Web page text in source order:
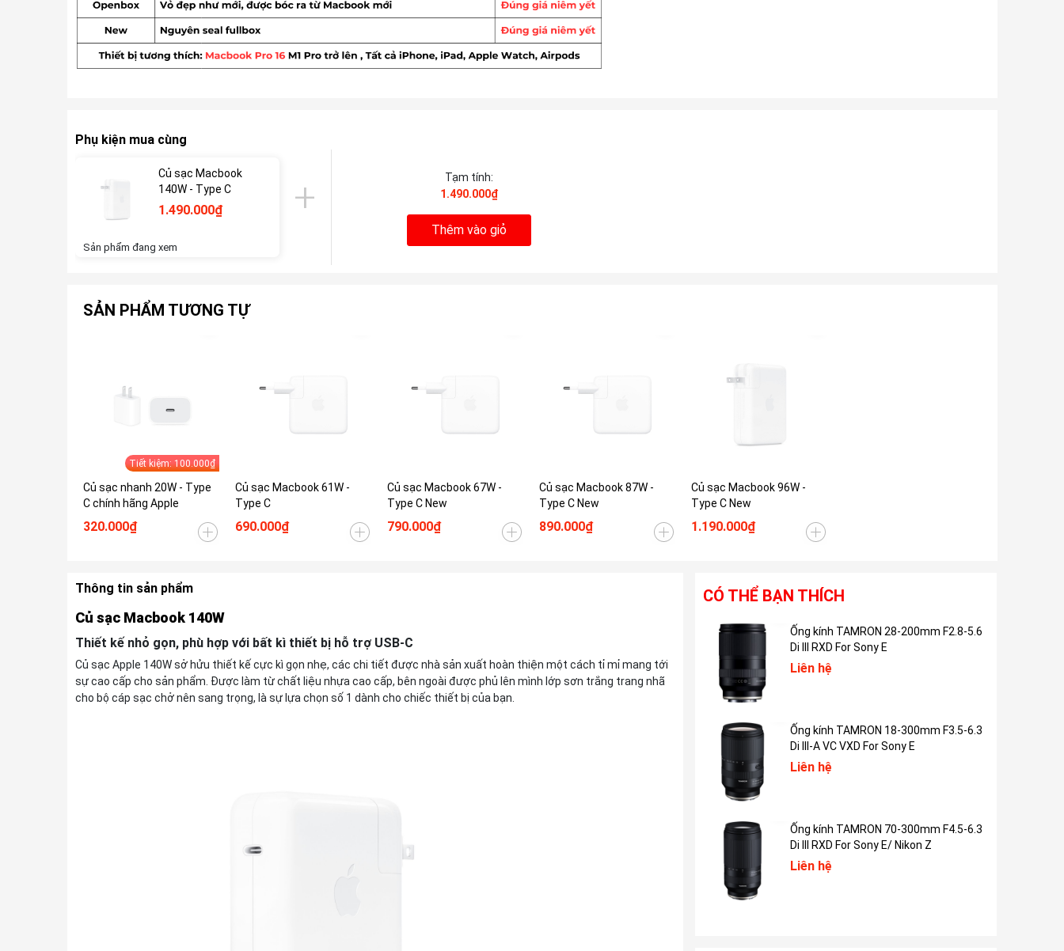
Phụ kiện mua cùng
Củ sạc Macbook
140W - Type C
1.490.000₫
Sản phẩm đang xem
Tạm tính:
1.490.000₫
Thêm vào giỏ
SẢN PHẨM TƯƠNG TỰ
Tiết kiệm: 100.000₫
Củ sạc nhanh 20W - Type
C chính hãng Apple
320.000₫
Củ sạc Macbook 61W -
Type C
690.000₫
Củ sạc Macbook 67W -
Type C New
790.000₫
Củ sạc Macbook 87W -
Type C New
890.000₫
Củ sạc Macbook 96W -
Type C New
1.190.000₫
Thông tin sản phẩm
Củ sạc Macbook 140W
Thiết kế nhỏ gọn, phù hợp với bất kì thiết bị hỗ trợ USB-C
Củ sạc Apple 140W sở hửu thiết kế cực kì gọn nhẹ, các chi tiết được nhà sản xuất hoàn thiện một cách tỉ mỉ mang tới
sự cao cấp cho sản phẩm. Được làm từ chất liệu nhựa cao cấp, bên ngoài được phủ lên mình lớp sơn trắng trang nhã
cho bộ cáp sạc chở nên sang trọng, là sự lựa chọn số 1 dành cho chiếc thiết bị của bạn.
CÓ THỂ BẠN THÍCH
Liên hệ
Ống kính TAMRON 28-200mm F2.8-5.6
Di III RXD For Sony E
Liên hệ
Ống kính TAMRON 18-300mm F3.5-6.3
Di III-A VC VXD For Sony E
Liên hệ
Ống kính TAMRON 70-300mm F4.5-6.3
Di III RXD For Sony E/ Nikon Z
Liên hệ